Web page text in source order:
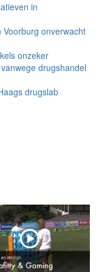
in
onverwacht
onzeker
drugshandel
drugslab